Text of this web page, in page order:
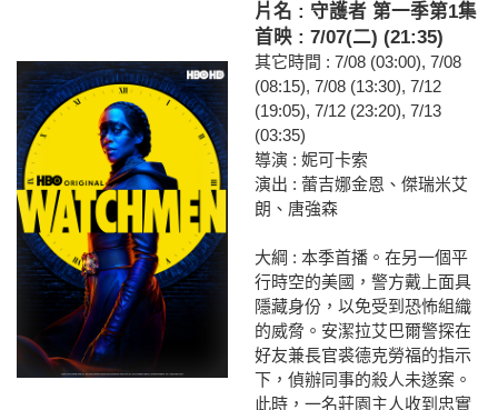
片名 : 守護者 第一季第1集
首映 : 7/07(二) (21:35)
其它時間 : 7/08 (03:00), 7/08
(08:15), 7/08 (13:30), 7/12
(19:05), 7/12 (23:20), 7/13
(03:35)
導演 : 妮可卡索
演出 : 蕾吉娜金恩、傑瑞米艾
朗、唐強森
大綱 : 本季首播。在另一個平
行時空的美國，警方戴上面具
隱藏身份，以免受到恐怖組織
的威脅。安潔拉艾巴爾警探在
好友兼長官裘德克勞福的指示
下，偵辦同事的殺人未遂案。
此時，一名莊園主人收到忠實